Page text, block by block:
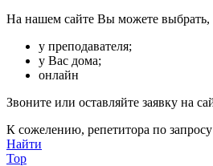
На нашем сайте Вы можете выбрать,
у преподавателя;
у Вас дома;
онлайн
Звоните или оставляйте заявку на
К сожелению, репетитора по
Найти
Top